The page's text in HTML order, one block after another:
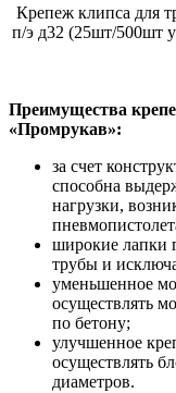
Крепеж клипса для
п/э д32 (25шт/500шт
Преимущества
«Промрукав»:
за счет
способна
нагрузки,
широкие лапки
трубы и
уменьшенное
осуществлять
по бетону;
улучшенное
осуществлять
диаметров.